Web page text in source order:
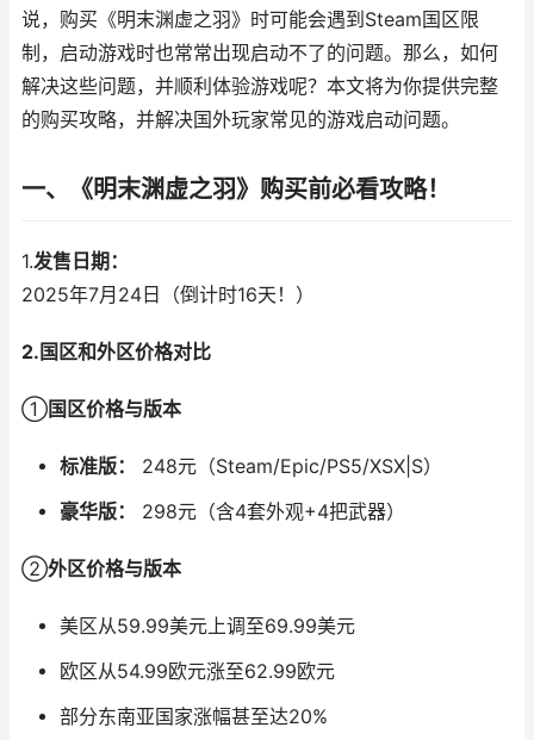
说，购买《明末渊虚之羽》时可能会遇到Steam国区限
制，启动游戏时也常常出现启动不了的问题。那么，如何
解决这些问题，并顺利体验游戏呢？本文将为你提供完整
的购买攻略，并解决国外玩家常见的游戏启动问题。
一、 《明末渊虚之羽》 购买前必看攻略！
1.发售日期：
2025年7月24日（倒计时16天！）
2.国区和外区价格对比
①国区价格与版本
标准版：
248元（Steam/Epic/PS5/XSX|S）
豪华版：
298元（含4套外观+4把武器）
②外区价格与版本
美区从59.99美元上调至69.99美元
欧区从54.99欧元涨至62.99欧元
部分东南亚国家涨幅甚至达20%